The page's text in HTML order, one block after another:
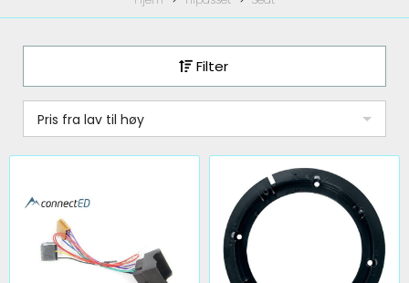
Filter
Pris fra lav til høy